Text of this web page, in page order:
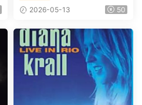
EPiC.Elvis.Presley.in.Concer
DL.DDP5.1.H.265][MKV/10.
44 GiB]
2026-05-13 50